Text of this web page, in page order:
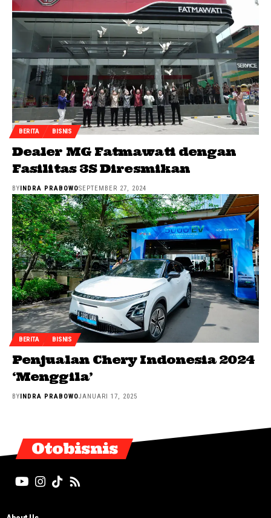
BERITA BISNIS
Dealer MG Fatmawati dengan
Fasilitas 3S Diresmikan
BYINDRA PRABOWOSEPTEMBER 27, 2024
BERITA BISNIS
Penjualan Chery Indonesia 2024
‘Menggila’
BYINDRA PRABOWOJANUARI 17, 2025
Otobisnis